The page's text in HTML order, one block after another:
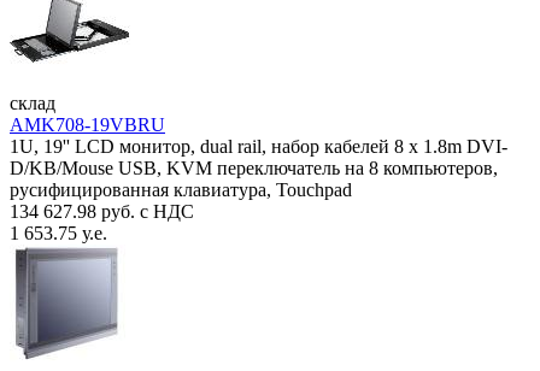
склад
AMK708-19VBRU
1U, 19'' LCD монитор, dual rail, набор кабелей 8 x 1.8m DVI-
D/KB/Mouse USB, KVM переключатель на 8 компьютеров,
русифицированная клавиатура, Touchpad
134 627.98 руб. с НДС
1 653.75 у.е.